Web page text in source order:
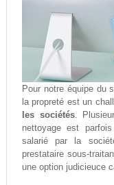
Pour notre équipe du
la propreté est un
les sociétés.
nettoyage est
salarié par la
prestataire sous-
une option judicieuce